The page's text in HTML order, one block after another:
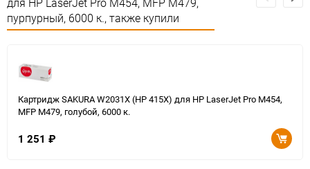
пурпурный, 6000 к., также купили
Картридж SAKURA W2031X (HP 415X) для HP LaserJet Pro M454,
MFP M479, голубой, 6000 к.
1 251 ₽